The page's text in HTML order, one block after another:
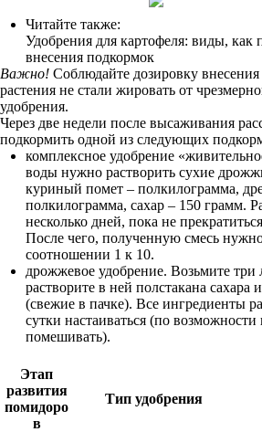
Читайте также:
Удобрения для картофеля: виды, как
внесения подкормок
Важно! Соблюдайте дозировку
растения не стали жировать от
удобрения.
Через две недели после высаживания
подкормить одной из следующих
комплексное удобрение
воды нужно растворить сухие
куриный помет – полкилограмма,
полкилограмма, сахар – 150 грамм.
несколько дней, пока не
После чего, полученную смесь нужно
соотношении 1 к 10.
дрожжевое удобрение. Возьмите три
растворите в ней полстакана
(свежие в пачке). Все ингредиенты
сутки настаиваться (по
помешивать).
Этап
развития
помидоро
в
Тип удобрения